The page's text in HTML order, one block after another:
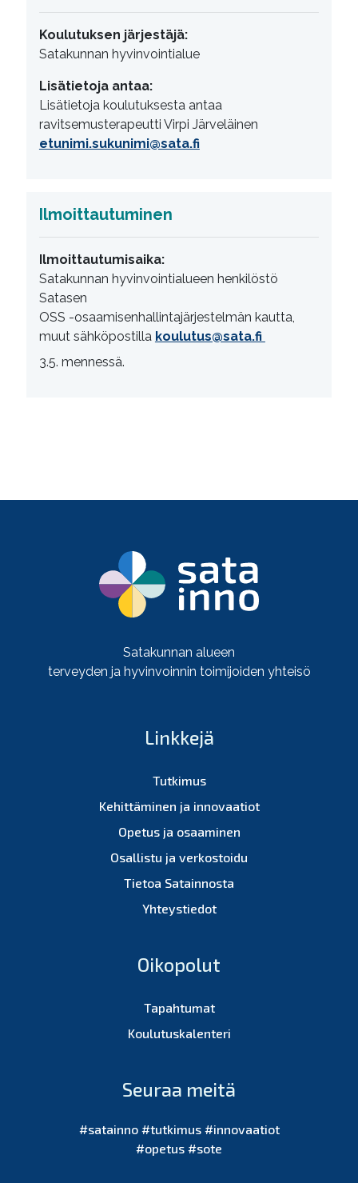
Koulutuksen järjestäjä:
Satakunnan hyvinvointialue
Lisätietoja antaa:
Lisätietoja koulutuksesta antaa
ravitsemusterapeutti Virpi Järveläinen
etunimi.sukunimi@sata.fi
Ilmoittautuminen
Ilmoittautumisaika:
Satakunnan hyvinvointialueen henkilöstö
Satasen
OSS -osaamisenhallintajärjestelmän kautta,
muut sähköpostilla koulutus@sata.fi
3.5. mennessä.
Satakunnan alueen
terveyden ja hyvinvoinnin toimijoiden yhteisö
Linkkejä
Tutkimus
Kehittäminen ja innovaatiot
Opetus ja osaaminen
Osallistu ja verkostoidu
Tietoa Satainnosta
Yhteystiedot
Oikopolut
Tapahtumat
Koulutuskalenteri
Seuraa meitä
#satainno #tutkimus #innovaatiot
#opetus #sote